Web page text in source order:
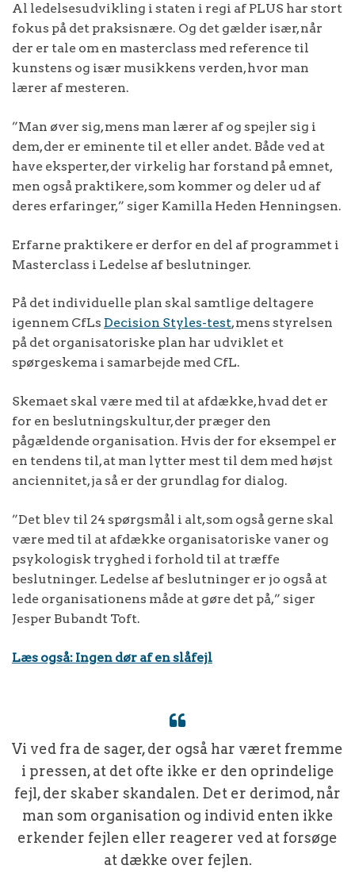
Al ledelsesudvikling i staten i regi af PLUS har stort
fokus på det praksisnære. Og det gælder især, når
der er tale om en masterclass med reference til
kunstens og især musikkens verden, hvor man
lærer af mesteren.
”Man øver sig, mens man lærer af og spejler sig i
dem, der er eminente til et eller andet. Både ved at
have eksperter, der virkelig har forstand på emnet,
men også praktikere, som kommer og deler ud af
deres erfaringer,” siger Kamilla Heden Henningsen.
Erfarne praktikere er derfor en del af programmet i
Masterclass i Ledelse af beslutninger.
På det individuelle plan skal samtlige deltagere
igennem CfLs Decision Styles-test, mens styrelsen
på det organisatoriske plan har udviklet et
spørgeskema i samarbejde med CfL.
Skemaet skal være med til at afdække, hvad det er
for en beslutningskultur, der præger den
pågældende organisation. Hvis der for eksempel er
en tendens til, at man lytter mest til dem med højst
anciennitet, ja så er der grundlag for dialog.
”Det blev til 24 spørgsmål i alt, som også gerne skal
være med til at afdække organisatoriske vaner og
psykologisk tryghed i forhold til at træffe
beslutninger. Ledelse af beslutninger er jo også at
lede organisationens måde at gøre det på,” siger
Jesper Bubandt Toft.
Læs også: Ingen dør af en slåfejl
Vi ved fra de sager, der også har været fremme
i pressen, at det ofte ikke er den oprindelige
fejl, der skaber skandalen. Det er derimod, når
man som organisation og individ enten ikke
erkender fejlen eller reagerer ved at forsøge
at dække over fejlen.